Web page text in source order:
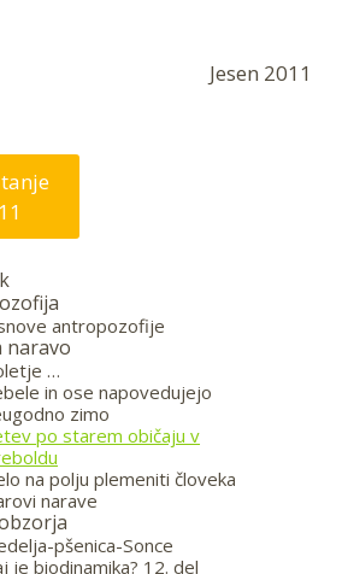
Jesen 2011
antropozofije
naravo
…
in ose napovedujejo
zimo
po starem običaju v
na polju plemeniti človeka
narave
pšenica-Sonce
je biodinamika? 12. del